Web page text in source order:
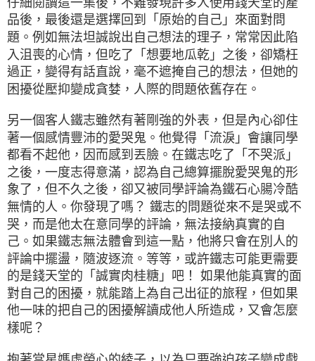
品後，最後還是選擇回到「原始的自己」來面對問
題。例如無法坦誠說出自己想法的理子，常常因此陷
入沮喪的心情，但吃了「想要地瓜乾」之後，卻矯枉
過正，變得有話直說，毫不遮掩自己的想法，但她的
困擾從壓抑變成貪婪，人際的問題依舊存在。
另一個客人鐵志雖然有著剛強的外表，但是內心卻住
著一個感情豐沛的愛哭鬼。他覺得「流淚」會讓同學
都看不起他，因而感到丟臉。在鐵志吃了「不哭派」
之後，一度志得意滿，認為自己總算擺脫愛哭鬼的形
象了，但不久之後，卻又被同學評論為鐵石心腸冷酷
無情的人。你發現了嗎？ 鐵志的問題從來不是哭或不
哭，而是他太在意同學的評論，無法接納真實的自
己。如果鐵志無法體會到這一點，他將只會在別人的
評論中擺盪，隨波逐流。等等，或許鐵志可能更需要
的是錢天堂的「誠實肉桂糖」吧！ 如果他能真實的面
對自己的困擾，就能踏上為自己出征的旅程，但如果
他一味的把自己的困擾解讀成他人所造成，又會怎麼
樣呢？